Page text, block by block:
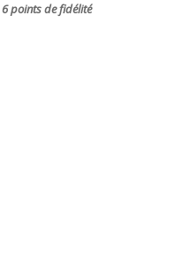
6points de fidélité